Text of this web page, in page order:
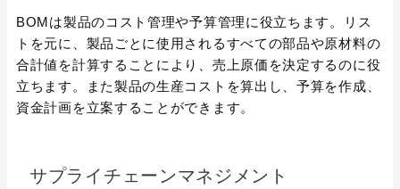
BOMは製品のコスト管理や予算管理に役立ちます。リス
トを元に、製品ごとに使用されるすべての部品や原材料の
合計値を計算することにより、売上原価を決定するのに役
立ちます。また製品の生産コストを算出し、予算を作成、
資金計画を立案することができます。
サプライチェーンマネジメント